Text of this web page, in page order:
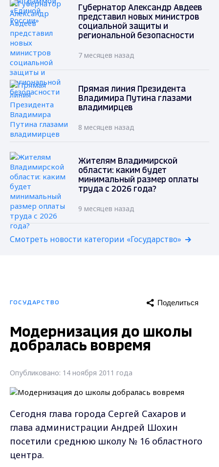
Губернатор Александр Авдеев
представил новых министров
социальной защиты и
региональной безопасности
7 месяцев назад
Прямая линия Президента
Владимира Путина глазами
владимирцев
8 месяцев назад
Жителям Владимирской
области: каким будет
минимальный размер оплаты
труда с 2026 года?
9 месяцев назад
Смотреть новости категории «Государство»
ГОСУДАРСТВО Поделиться
Модернизация до школы
добралась вовремя
Опубликовано: 14 ноября 2011 года
Сегодня глава города Сергей Сахаров и
глава администрации Андрей Шохин
посетили среднюю школу № 16 областного
центра.